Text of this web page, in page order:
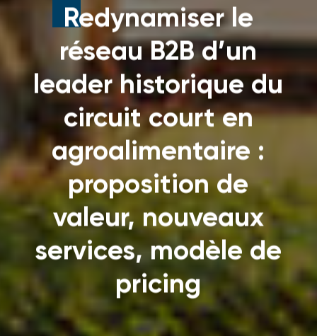
Redynamiser le
réseau B2B d’un
leader historique du
circuit court en
agroalimentaire :
proposition de
valeur, nouveaux
services, modèle de
pricing